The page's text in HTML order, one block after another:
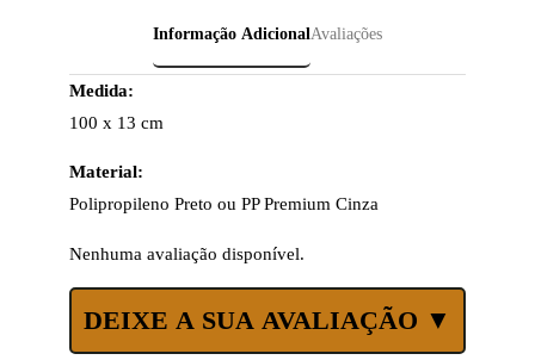
Informação Adicional Avaliações
Medida:
100 x 13 cm
Material:
Polipropileno Preto ou PP Premium Cinza
Nenhuma avaliação disponível.
DEIXE A SUA AVALIAÇÃO ▼